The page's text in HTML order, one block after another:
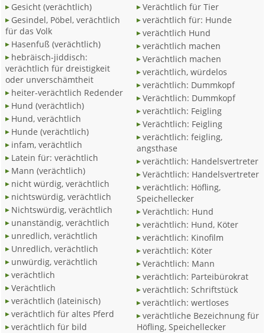
Gesicht (verächtlich)
Gesindel, Pöbel, verächtlich
für das Volk
Hasenfuß (verächtlich)
hebräisch-jiddisch:
verächtlich für dreistigkeit
oder unverschämtheit
heiter-verächtlich Redender
Hund (verächtlich)
Hund, verächtlich
Hunde (verächtlich)
infam, verächtlich
Latein für: verächtlich
Mann (verächtlich)
nicht würdig, verächtlich
nichtswürdig, verächtlich
Nichtswürdig, verächtlich
unanständig, verächtlich
unredlich, verächtlich
Unredlich, verächtlich
unwürdig, verächtlich
verächtlich
Verächtlich
verächtlich (lateinisch)
verächtlich für altes Pferd
verächtlich für bild
Verächtlich für Tier
verächtlich für: Hunde
verächtlich Hund
verächtlich machen
Verächtlich machen
verächtlich, würdelos
verächtlich: Dummkopf
Verächtlich: Dummkopf
verächtlich: Feigling
Verächtlich: Feigling
verächtlich: feigling,
angsthase
verächtlich: Handelsvertreter
Verächtlich: Handelsvertreter
verächtlich: Höfling,
Speichellecker
Verächtlich: Hund
verächtlich: Hund, Köter
verächtlich: Kinofilm
verächtlich: Köter
Verächtlich: Mann
verächtlich: Parteibürokrat
verächtlich: Schriftstück
verächtlich: wertloses
verächtliche Bezeichnung für
Höfling, Speichellecker